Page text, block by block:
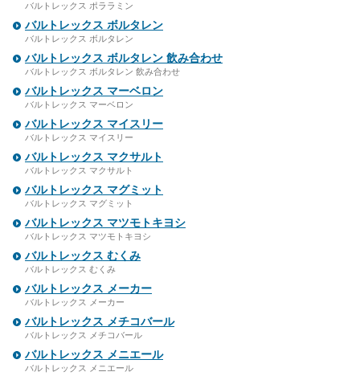
バルトレックス ポララミン
バルトレックス ボルタレン
バルトレックス ボルタレン
バルトレックス ボルタレン 飲み合わせ
バルトレックス ボルタレン 飲み合わせ
バルトレックス マーベロン
バルトレックス マーベロン
バルトレックス マイスリー
バルトレックス マイスリー
バルトレックス マクサルト
バルトレックス マクサルト
バルトレックス マグミット
バルトレックス マグミット
バルトレックス マツモトキヨシ
バルトレックス マツモトキヨシ
バルトレックス むくみ
バルトレックス むくみ
バルトレックス メーカー
バルトレックス メーカー
バルトレックス メチコバール
バルトレックス メチコバール
バルトレックス メニエール
バルトレックス メニエール